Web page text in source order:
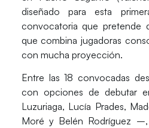
diseñado para esta
convocatoria que
que combina jugadoras
con mucha proyección.
Entre las18 convocadas
con opciones de debutar
Luzuriaga, Lucía Prades,
Moré y Belén Rodríguez –,